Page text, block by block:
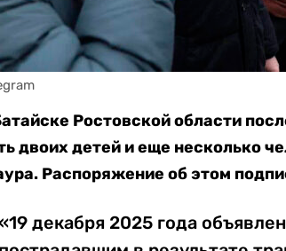
Ростовской области
двоих детей и еще несколько
Распоряжение об этом
декабря 2025 года